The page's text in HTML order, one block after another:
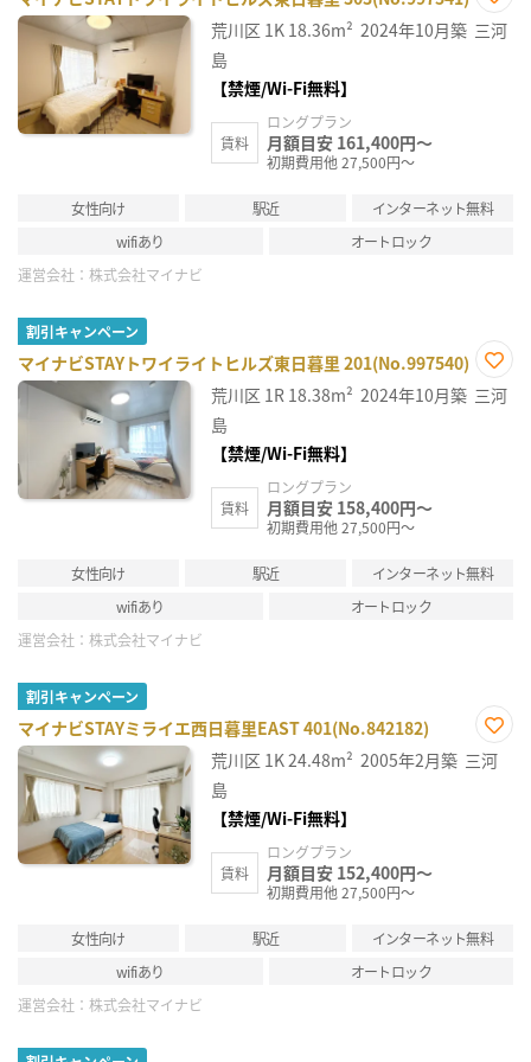
お気
に入
荒川区 1K 18.36m² 2024年10月築 三河
島
【禁煙/Wi-Fi無料】
賃料
ロングプラン
月額目安 161,400円～
初期費用他 27,500円～
女性向け 駅近
インターネット無料
wifiあり
オートロック
運営会社： 株式会社マイナビ
割引キャンペーン
マイナビSTAYトワイライトヒルズ東日暮里 201(No.997540)
お気
に入
荒川区 1R 18.38m² 2024年10月築 三河
島
【禁煙/Wi-Fi無料】
賃料
ロングプラン
月額目安 158,400円～
初期費用他 27,500円～
女性向け 駅近
インターネット無料
wifiあり
オートロック
運営会社： 株式会社マイナビ
割引キャンペーン
マイナビSTAYミライエ西日暮里EAST 401(No.842182)
お気
に入
荒川区 1K24.48m² 2005年2月築 三河
島
【禁煙/Wi-Fi無料】
賃料
ロングプラン
月額目安 152,400円～
初期費用他 27,500円～
女性向け 駅近
インターネット無料
wifiあり
オートロック
運営会社： 株式会社マイナビ